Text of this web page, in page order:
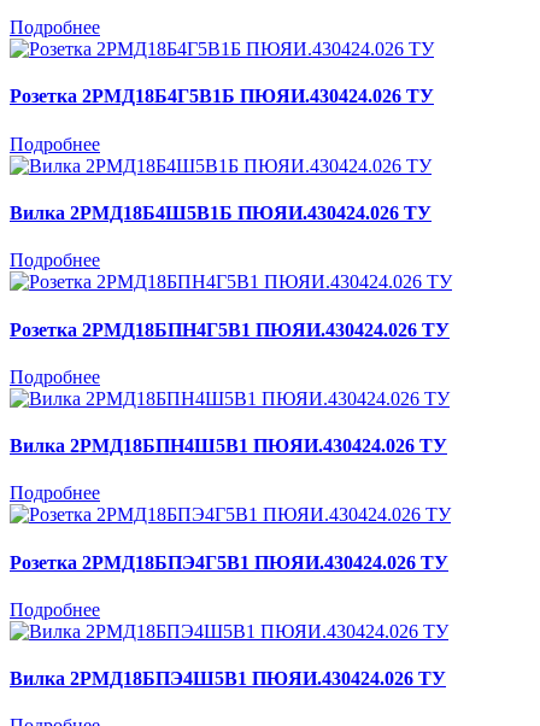
Подробнее
Розетка 2РМД18Б4Г5В1Б ПЮЯИ.430424.026 ТУ
Подробнее
Вилка 2РМД18Б4Ш5В1Б ПЮЯИ.430424.026 ТУ
Подробнее
Розетка 2РМД18БПН4Г5В1 ПЮЯИ.430424.026 ТУ
Подробнее
Вилка 2РМД18БПН4Ш5В1 ПЮЯИ.430424.026 ТУ
Подробнее
Розетка 2РМД18БПЭ4Г5В1 ПЮЯИ.430424.026 ТУ
Подробнее
Вилка 2РМД18БПЭ4Ш5В1 ПЮЯИ.430424.026 ТУ